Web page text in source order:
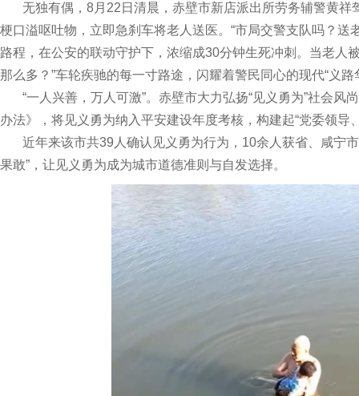
无独有偶，8月22日清晨，赤壁市新店派出所劳务辅警黄祥
梗口溢呕吐物，立即急刹车将老人送医。“市局交警支队吗？送
路程，在公安的联动守护下，浓缩成30分钟生死冲刺。当老人
那么多？”车轮疾驰的每一寸路途，闪耀着警民同心的现代“义路
“一人兴善，万人可激”。赤壁市大力弘扬“见义勇为”社会风
办法》，将见义勇为纳入平安建设年度考核，构建起“党委领导
近年来该市共39人确认见义勇为行为，10余人获省、咸宁市
果敢”，让见义勇为成为城市道德准则与自发选择。